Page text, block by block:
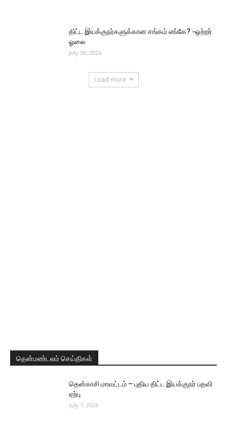
திட்ட இயக்குநர்களுக்கான சங்கம் எங்கே? -ஒற்றர்
ஓலை
July 30, 2026
Load more
தென்மண்டலம் செய்திகள்
தென்காசி மாவட்டம் – புதிய திட்ட இயக்குநர் பதவி
ஏற்பு
July 7, 2026